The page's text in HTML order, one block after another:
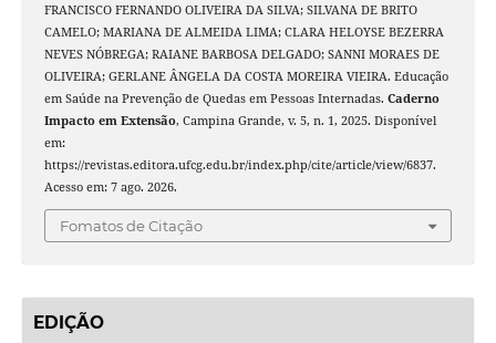
FRANCISCO FERNANDO OLIVEIRA DA SILVA; SILVANA DE BRITO
CAMELO; MARIANA DE ALMEIDA LIMA; CLARA HELOYSE BEZERRA
NEVES NÓBREGA; RAIANE BARBOSA DELGADO; SANNI MORAES DE
OLIVEIRA; GERLANE ÂNGELA DA COSTA MOREIRA VIEIRA. Educação
em Saúde na Prevenção de Quedas em Pessoas Internadas. Caderno
Impacto em Extensão, Campina Grande, v. 5, n. 1, 2025. Disponível
em:
https://revistas.editora.ufcg.edu.br/index.php/cite/article/view/6837.
Acesso em: 7 ago. 2026.
Fomatos de Citação
EDIÇÃO